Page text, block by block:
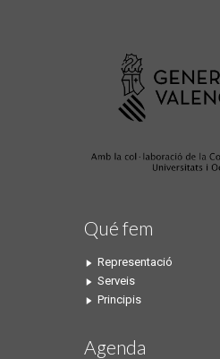
Qué fem
Representació
Serveis
Principis
Agenda